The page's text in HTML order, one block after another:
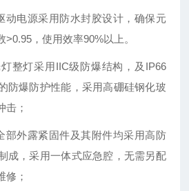
动电源采用防水封胶设计，确保元
，使用效率90%以上。
整灯采用IIC级防爆结构，及IP66
防爆防护性能，采用高硼硅钢化玻
击；
部外露紧固件及其附件均采用高防
成，采用一体式应急腔，无需另配
修；